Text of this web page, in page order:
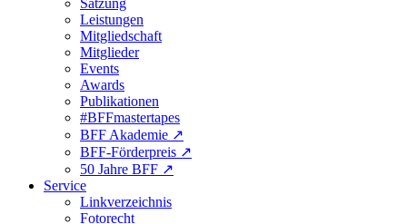
Leistungen
Mitgliedschaft
Mitglieder
Events
Awards
Publikationen
#BFFmastertapes
BFF Akademie ↗︎
BFF-Förderpreis ↗︎
50 Jahre BFF ↗︎
Service
Linkverzeichnis
Fotorecht